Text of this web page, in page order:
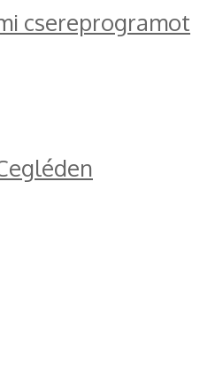
csereprogramot